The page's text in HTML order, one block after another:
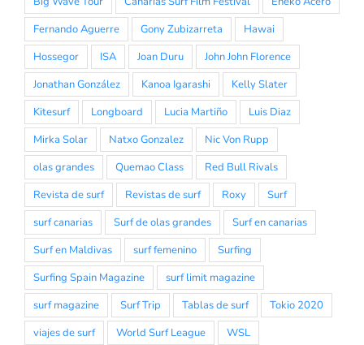
Fernando Aguerre
Gony Zubizarreta
Hawai
Hossegor
ISA Joan Duru
John John Florence
Jonathan González
Kanoa Igarashi
Kelly Slater
Kitesurf
Longboard Lucia Martiño
Luis Diaz
Mirka Solar
Natxo Gonzalez
Nic Von Rupp
olas grandes
Quemao Class
Red Bull Rivals
Revista de surf
Revistas de surf Roxy
Surf
surf canarias
Surf de olas grandes
Surf en canarias
Surf en Maldivas
surf femenino
Surfing
Surfing Spain Magazine
surf limit magazine
surf magazine
Surf Trip Tablas de surf
Tokio 2020
viajes de surf
World Surf League WSL